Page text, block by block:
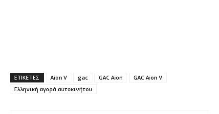
ΕΤΙΚΕΤΕΣ Aion V gac GAC Aion
GAC Aion V
Ελληνική αγορά αυτοκινήτου